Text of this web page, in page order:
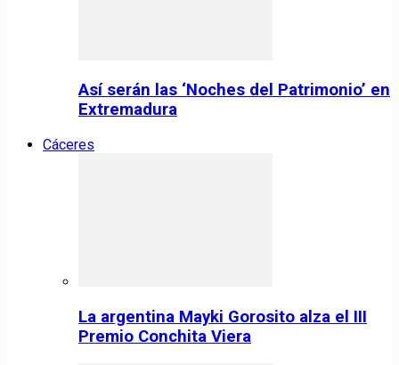
Así serán las ‘Noches del Patrimonio’ en
Extremadura
Cáceres
La argentina Mayki Gorosito alza el III
Premio Conchita Viera